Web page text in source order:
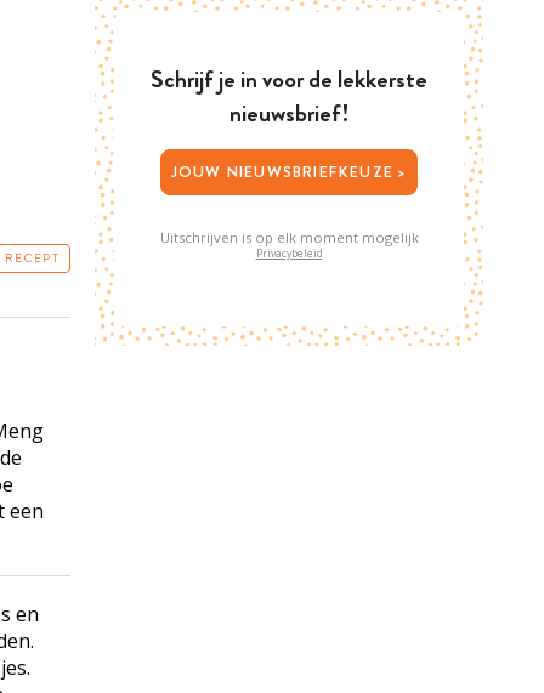
een
en
Schrijf je in voor de lekkerste
nieuwsbrief!
JOUW NIEUWSBRIEFKEUZE >
Uitschrijven is op elk moment mogelijk
Privacybeleid